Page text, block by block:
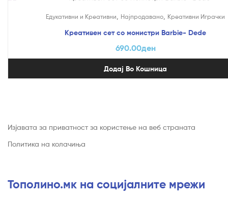
Едукативни и Креативни Најпродавано Креативни Играчки
Креативен сет со монистри Barbie- Dede
690.00ден
Додај Во Кошница
Изјавата за приватност за користење на веб страната
Политика на колачиња
Тополино.мк на социјалните мрежи